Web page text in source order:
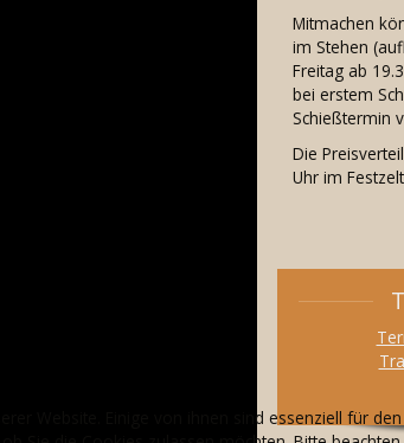
Mitmachen
im Stehen
Freitag ab
bei erstem
Schießtermin
Die
Uhr im
Website. Einige von ihnen sind essenziell für